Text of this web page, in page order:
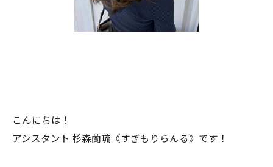
こんにちは！
アシスタント 杉森蘭琉《すぎもりらんる》です！